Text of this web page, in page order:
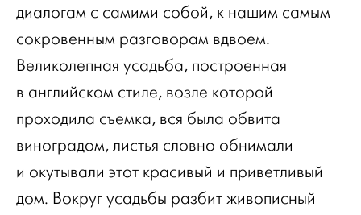
диалогам с самими собой, к нашим самым
сокровенным разговорам вдвоем.
Великолепная усадьба, построенная
в английском стиле, возле которой
проходила съемка, вся была обвита
виноградом, листья словно обнимали
и окутывали этот красивый и приветливый
дом. Вокруг усадьбы разбит живописный